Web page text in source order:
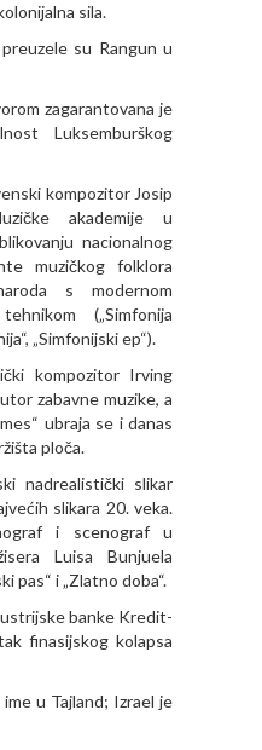
sila.
su Rangun u
zagarantovana je
Luksemburškog
kompozitor Josip
akademije u
nacionalnog
muzičkog folklora
s modernom
(„Simfonija
„Simfonijski ep“).
kompozitor Irving
zabavne muzike, a
ubraja se i danas
ploča.
nadrealistički slikar
slikara 20. veka.
i scenograf u
Luisa Bunjuela
pas“ i „Zlatno doba“.
banke Kredit-
finasijskog kolapsa
u Tajland; Izrael je